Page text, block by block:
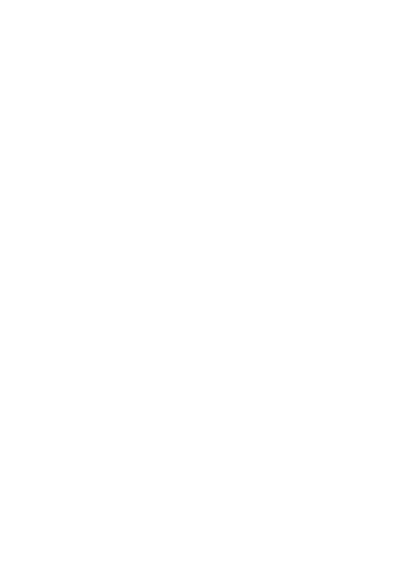
Gafas de sol
deportes acuáticos, este tipo de
encontrarás una
Descubre más sobre nuestras